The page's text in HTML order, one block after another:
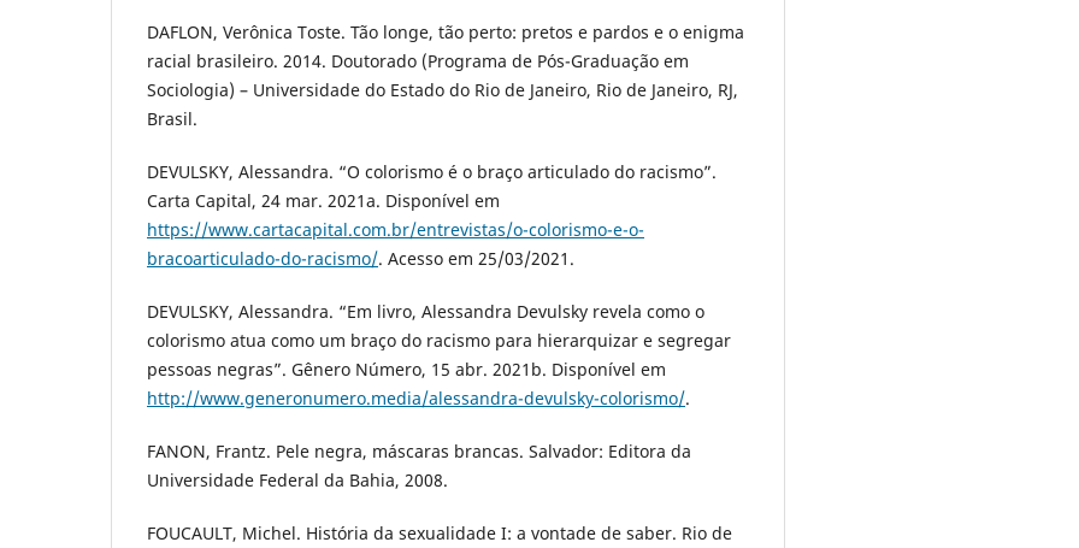
DAFLON, Verônica Toste. Tão longe, tão perto: pretos e pardos e o enigma
racial brasileiro. 2014. Doutorado (Programa de Pós-Graduação em
Sociologia) – Universidade do Estado do Rio de Janeiro, Rio de Janeiro, RJ,
Brasil.
DEVULSKY, Alessandra. “O colorismo é o braço articulado do racismo”.
Carta Capital, 24 mar. 2021a. Disponível em
https://www.cartacapital.com.br/entrevistas/o-colorismo-e-o-
bracoarticulado-do-racismo/. Acesso em 25/03/2021.
DEVULSKY, Alessandra. “Em livro, Alessandra Devulsky revela como o
colorismo atua como um braço do racismo para hierarquizar e segregar
pessoas negras”. Gênero Número, 15 abr. 2021b. Disponível em
http://www.generonumero.media/alessandra-devulsky-colorismo/.
FANON, Frantz. Pele negra, máscaras brancas. Salvador: Editora da
Universidade Federal da Bahia, 2008.
FOUCAULT, Michel. História da sexualidade I: a vontade de saber. Rio de